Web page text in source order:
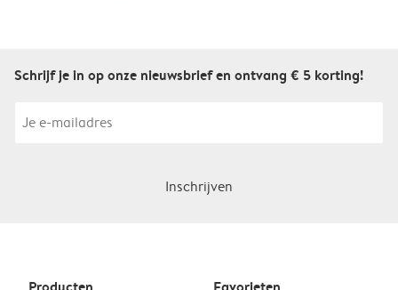
Schrijf je in op onze nieuwsbrief en ontvang € 5 korting!
Inschrijven